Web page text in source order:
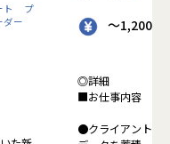
ト
プ
ダー ～1,200
◎詳細
■お仕事内容
●クライアントの